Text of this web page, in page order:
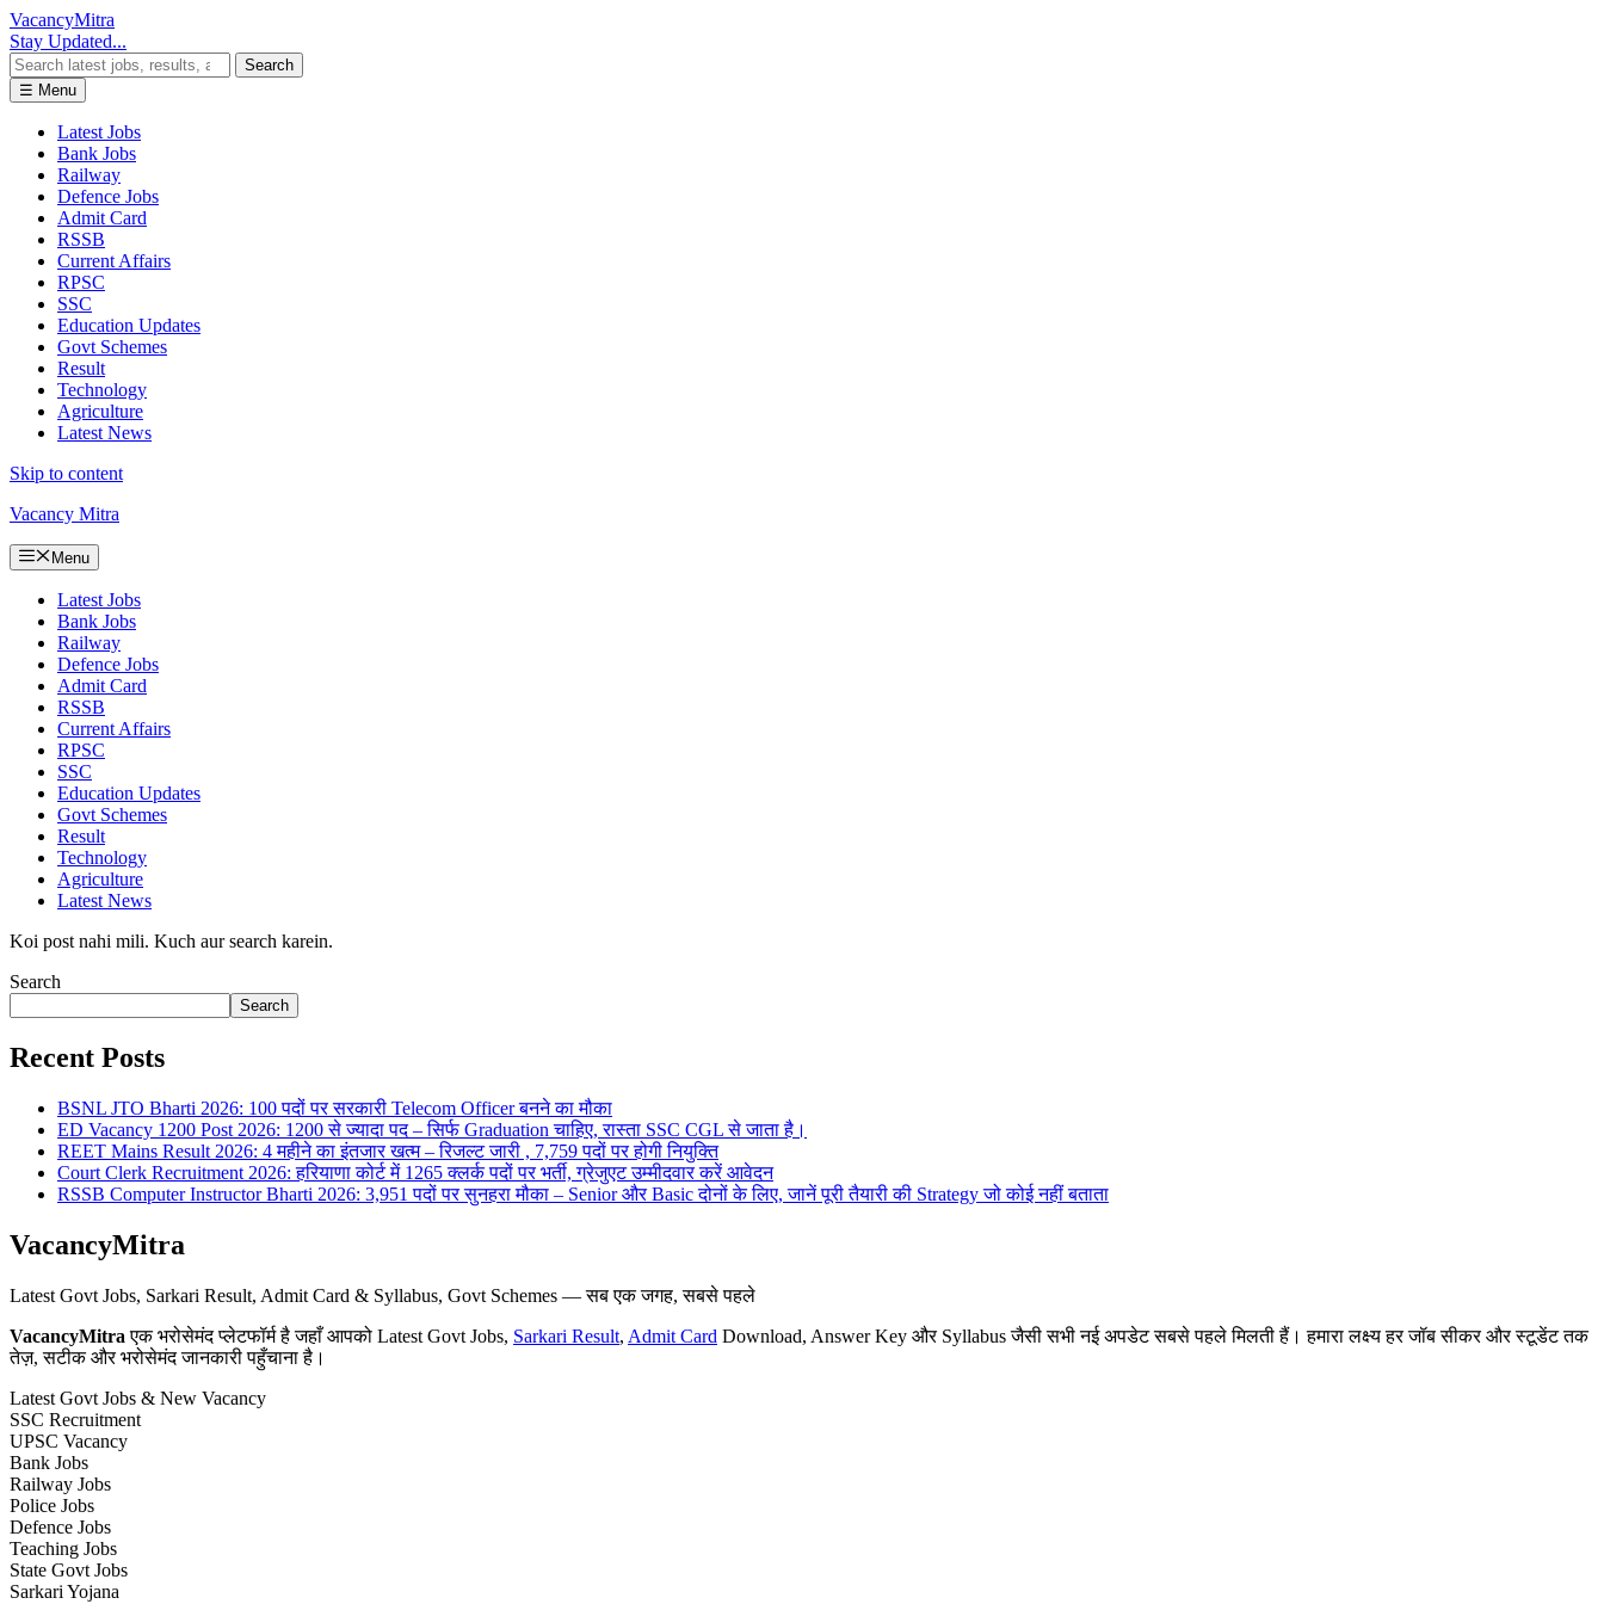
VacancyMitra
Stay Updated...
Search
☰ Menu
Latest Jobs
Bank Jobs
Railway
Defence Jobs
Admit Card
RSSB
Current Affairs
RPSC
SSC
Education Updates
Govt Schemes
Result
Technology
Agriculture
Latest News
Skip to content
Vacancy Mitra
Menu
Latest Jobs
Bank Jobs
Railway
Defence Jobs
Admit Card
RSSB
Current Affairs
RPSC
SSC
Education Updates
Govt Schemes
Result
Technology
Agriculture
Latest News
Koi post nahi mili. Kuch aur search karein.
Search
Search
Recent Posts
BSNL JTO Bharti 2026: 100 पदों पर सरकारी Telecom Officer बनने का मौका
ED Vacancy 1200 Post 2026: 1200 से ज्यादा पद – सिर्फ Graduation चाहिए, रास्ता SSC CGL से जाता है।
REET Mains Result 2026: 4 महीने का इंतजार खत्म – रिजल्ट जारी , 7,759 पदों पर होगी नियुक्ति
Court Clerk Recruitment 2026: हरियाणा कोर्ट में 1265 क्लर्क पदों पर भर्ती, ग्रेजुएट उम्मीदवार करें आवेदन
RSSB Computer Instructor Bharti 2026: 3,951 पदों पर सुनहरा मौका – Senior और Basic दोनों के लिए, जानें पूरी तैयारी की Strategy जो कोई नहीं बताता
VacancyMitra
Latest Govt Jobs, Sarkari Result, Admit Card & Syllabus, Govt Schemes — सब एक जगह, सबसे पहले
VacancyMitra एक भरोसेमंद प्लेटफॉर्म है जहाँ आपको Latest Govt Jobs, Sarkari Result, Admit Card Download, Answer Key और Syllabus जैसी सभी नई अपडेट सबसे पहले मिलती हैं। हमारा लक्ष्य हर जॉब सीकर और स्टूडेंट तक
तेज़, सटीक और भरोसेमंद जानकारी पहुँचाना है।
Latest Govt Jobs & New Vacancy
SSC Recruitment
UPSC Vacancy
Bank Jobs
Railway Jobs
Police Jobs
Defence Jobs
Teaching Jobs
State Govt Jobs
Sarkari Yojana